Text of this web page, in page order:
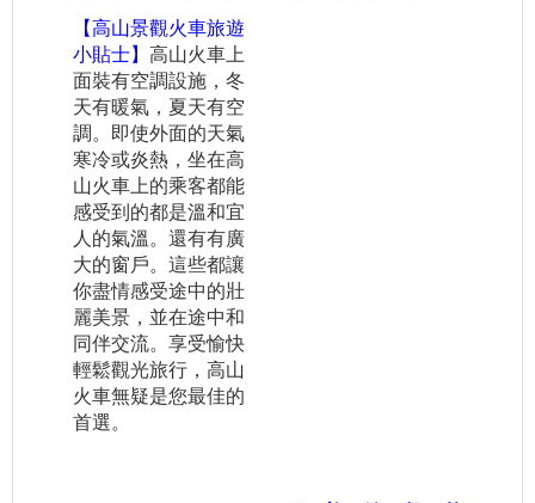
【高山景觀火車旅遊
小貼士】 高山火車上
面裝有空調設施，冬
天有暖氣，夏天有空
調。即使外面的天氣
寒冷或炎熱，坐在高
山火車上的乘客都能
感受到的都是溫和宜
人的氣溫。還有有廣
大的窗戶。這些都讓
你盡情感受途中的壯
麗美景，並在途中和
同伴交流。享受愉快
輕鬆觀光旅行，高山
火車無疑是您最佳的
首選。